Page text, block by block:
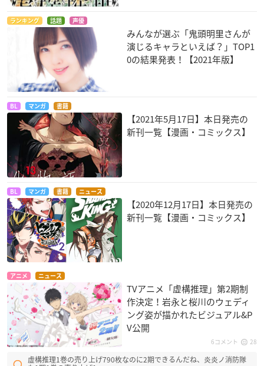
ランキング 話題 声優
みんなが選ぶ「鬼頭明里さんが
演じるキャラといえば？」TOP1
0の結果発表！【2021年版】
BL マンガ 書籍
【2021年5月17日】本日発売の
新刊一覧【漫画・コミックス】
BL マンガ 書籍 ニュース
【2020年12月17日】本日発売の
新刊一覧【漫画・コミックス】
アニメ ニュース
TVアニメ「虚構推理」第2期制
作決定！岩永と桜川のウェディ
ング姿が描かれたビジュアル&P
V公開
6コメント 28
虚構推理1巻の売り上げ790枚なのに2期できるんだね、炎炎ノ消防隊